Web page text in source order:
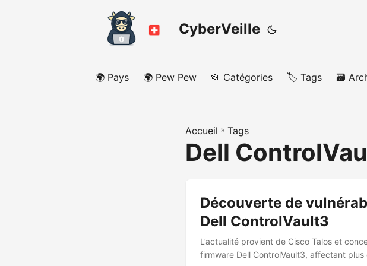
CyberVeille
🌍 Pays 🌍 Pew Pew 📂 Catégories 🏷️ Tags 🗃️
Accueil » Tags
Dell
Découverte de
Dell ControlVault3
L’actualité provient de Cisco Talos et
firmware Dell ControlVault3, affectant